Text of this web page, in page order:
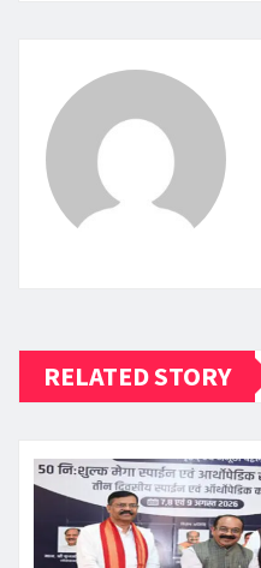
RELATED STORY